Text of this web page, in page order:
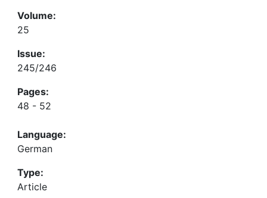
Volume:
25
Issue:
245/246
Pages:
48 - 52
Language:
German
Type:
Article